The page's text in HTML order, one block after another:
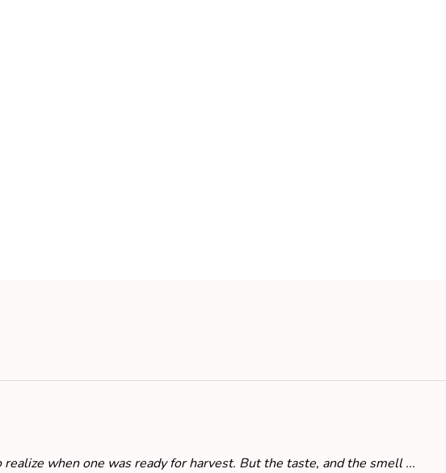
when one was ready for harvest. But the taste, and the smell ...